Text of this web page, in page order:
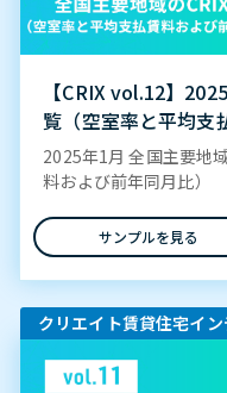
【CRIX vol.12】
覧（空室率と平均支
2025年1月 全国主要地
料および前年同月比）
サンプルを見る
クリエイト賃貸住宅イ